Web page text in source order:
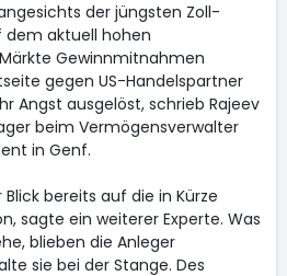
der jüngsten Zoll-
dem aktuell hohen
Gewinnmitnahmen
gegen US-Handelspartner
Angst ausgelöst, schrieb Rajeev
beim Vermögensverwalter
in Genf.
bereits auf die in Kürze
sagte ein weiterer Experte. Was
blieben die Anleger
sie bei der Stange. Des